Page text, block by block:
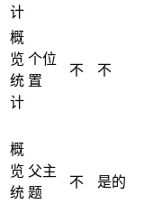
计
概
览
统
计
个位
置
不 不
概
览
统
父主
题
不 是的